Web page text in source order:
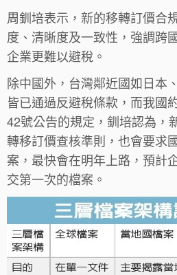
周釧培表示，新的移轉訂價合
度、清晰度及一致性，強調跨
企業更難以避稅。
除中國外，台灣鄰近國如日本
皆已通過反避稅條款，而我國
42號公告的規定，釧培認為，
轉移訂價查核準則，也會要求
案，最快會在明年上路，預計
交第一次的檔案。